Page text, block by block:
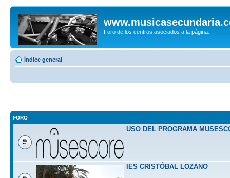
Foro de los centros asociados a la página.
Índice general
FORO
USO DEL PROGRAMA
IES CRISTÓBAL LOZANO